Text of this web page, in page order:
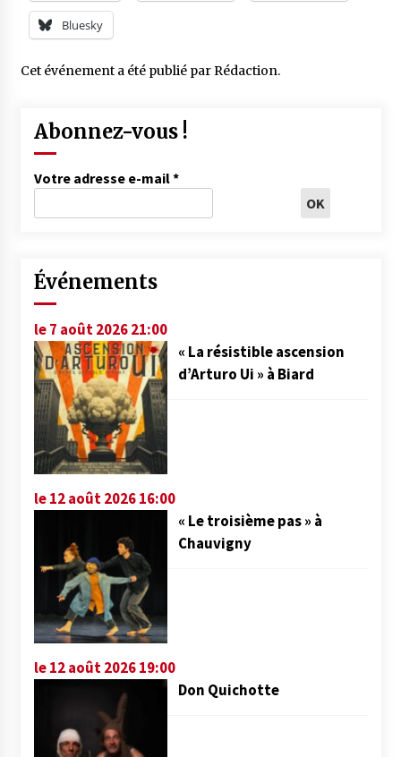
Bluesky
Cet événement a été publié parRédaction.
Abonnez-vous !
Votre adresse e-mail*
Événements
le 7 août 2026 21:00
« La résistible ascension
d’Arturo Ui » à Biard
le 12 août 2026 16:00
« Le troisième pas » à
Chauvigny
le 12 août 2026 19:00
Don Quichotte